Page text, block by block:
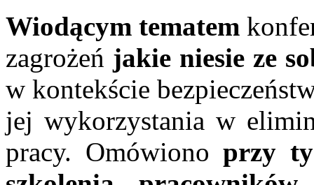
Wiodącym tematem
zagrożeń jakie niesie ze
w kontekście
jej wykorzystania w
pracy. Omówionoprzy